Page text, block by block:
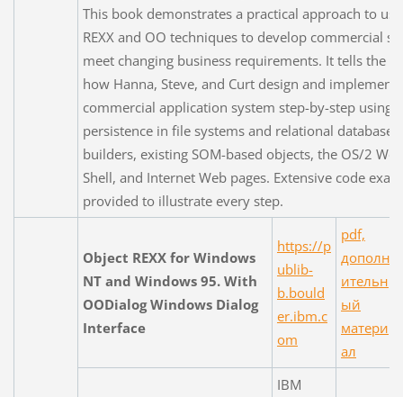
This book demonstrates a practical approach to
REXX and OO techniques to develop commercial
meet changing business requirements. It tells the
how Hanna, Steve, and Curt design and implement
commercial application system step-by-step using
persistence in file systems and relational
builders, existing SOM-based objects, the OS/2
Shell, and Internet Web pages. Extensive code
provided to illustrate every step.
Object REXX for Windows
NT and Windows 95. With
OODialog Windows Dialog
Interface
https://p
ublib-
b.bould
er.ibm.c
om
pdf,
дополн
ительн
ый
матери
ал
IBM